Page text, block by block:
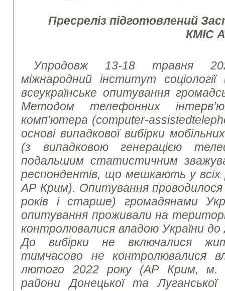
Пресреліз підготовлений
КМІС
Упродовж 13-18 травня
міжнародний інститут
всеукраїнське опитування
Методом телефонних
комп’ютера (computer-assisted
основі випадкової вибірки
(з випадковою генерацією
подальшим статистичним
респондентів, що мешкають у всіх
АР Крим). Опитування проводилося
років і старше) громадянами
опитування проживали на
контролювалися владою України
До вибірки не включалися
тимчасово не контролювалися
лютого 2022 року (АР Крим, м.
райони Донецької та